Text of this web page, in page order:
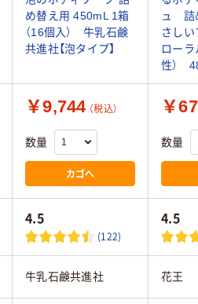
め替え用 450mL 1箱
（16個入） 牛乳石鹸
共進社【泡タイプ】
ュ 詰
さしい
ローラ
性）
￥9,744 （税込）
数量
カゴへ
￥
数量
4.5
(122)
4.5
牛乳石鹸共進社 花王